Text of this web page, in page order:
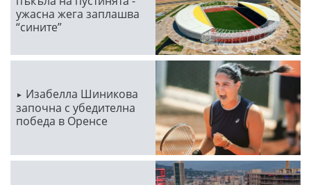
ужасна жега заплашва
“сините”
Изабелла Шиникова
започна с убедителна
победа в Оренсе